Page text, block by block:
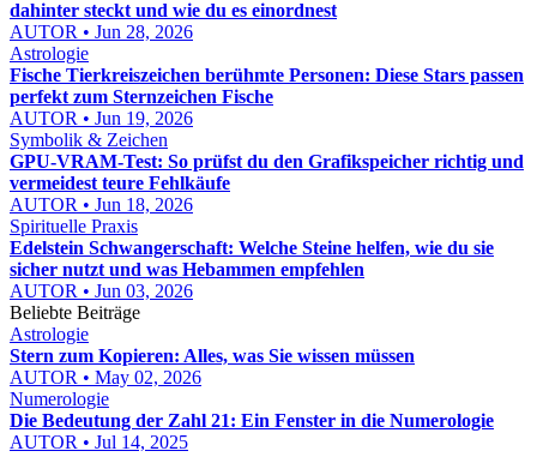
dahinter steckt und wie du es einordnest
AUTOR • Jun 28, 2026
Astrologie
Fische Tierkreiszeichen berühmte Personen: Diese Stars passen
perfekt zum Sternzeichen Fische
AUTOR • Jun 19, 2026
Symbolik & Zeichen
GPU-VRAM-Test: So prüfst du den Grafikspeicher richtig und
vermeidest teure Fehlkäufe
AUTOR • Jun 18, 2026
Spirituelle Praxis
Edelstein Schwangerschaft: Welche Steine helfen, wie du sie
sicher nutzt und was Hebammen empfehlen
AUTOR • Jun 03, 2026
Beliebte Beiträge
Astrologie
Stern zum Kopieren: Alles, was Sie wissen müssen
AUTOR • May 02, 2026
Numerologie
Die Bedeutung der Zahl 21: Ein Fenster in die Numerologie
AUTOR • Jul 14, 2025